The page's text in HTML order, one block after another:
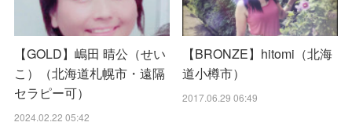
【GOLD】嶋田 晴公（せい
こ）（北海道札幌市・遠隔
セラピー可）
2024.02.22 05:42
【BRONZE】hitomi（北海
道小樽市）
2017.06.29 06:49